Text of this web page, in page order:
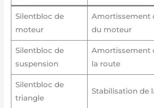
Silentbloc de
moteur
Amortissement
du moteur
Silentbloc de
suspension
Amortissement
la route
Silentbloc de
triangle
Stabilisation de